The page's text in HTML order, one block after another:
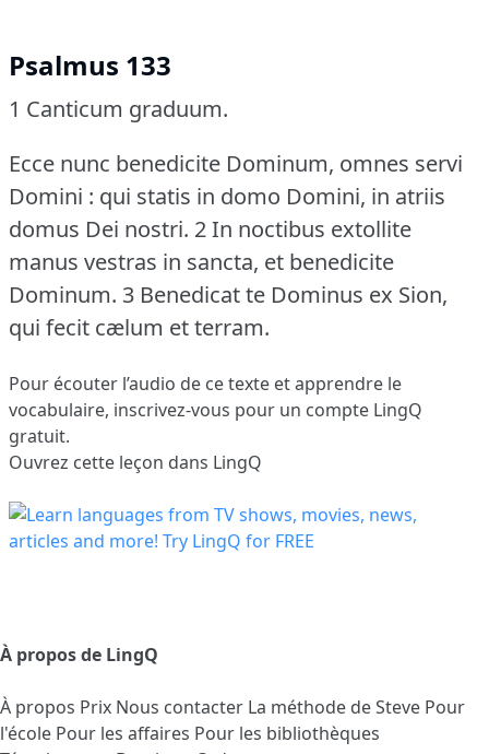
Psalmus 133
1 Canticum graduum.
Ecce nunc benedicite Dominum, omnes servi
Domini : qui statis in domo Domini, in atriis
domus Dei nostri. 2 In noctibus extollite
manus vestras in sancta, et benedicite
Dominum. 3 Benedicat te Dominus ex Sion,
qui fecit cælum et terram.
Pour écouter l’audio de ce texte et apprendre le
vocabulaire, inscrivez-vous pour un compte LingQ
gratuit.
Ouvrez cette leçon dans LingQ
À propos de LingQ
À propos Prix Nous contacter La méthode de Steve Pour
l'école Pour les affaires Pour les bibliothèques